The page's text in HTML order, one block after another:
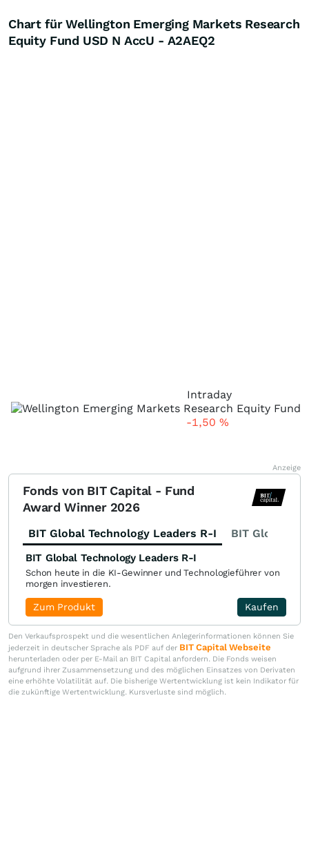
Chart für Wellington Emerging Markets Research
Equity Fund USD N AccU - A2AEQ2
Intraday
-1,50 %
Anzeige
Fonds von BIT Capital - Fund
Award Winner 2026
BIT Global Technology Leaders R-I BIT Global
BIT Global Technology Leaders R-I
Schon heute in die KI-Gewinner und Technologieführer von
morgen investieren.
Kaufen
Zum Produkt
Den Verkaufsprospekt und die wesentlichen Anlegerinformationen können Sie
jederzeit in deutscher Sprache als PDF auf der BIT Capital Webseite
herunterladen oder per E-Mail an BIT Capital anfordern. Die Fonds weisen
aufgrund ihrer Zusammensetzung und des möglichen Einsatzes von Derivaten
eine erhöhte Volatilität auf. Die bisherige Wertentwicklung ist kein Indikator für
die zukünftige Wertentwicklung. Kursverluste sind möglich.